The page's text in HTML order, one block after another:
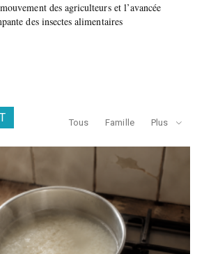
des agriculteurs et l’avancée
des insectes alimentaires
Tous Famille Plus